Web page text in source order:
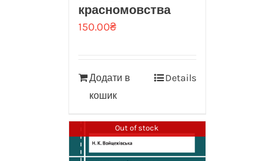
красномовства
150.00₴
Додати в
кошик
Details
Out of stock